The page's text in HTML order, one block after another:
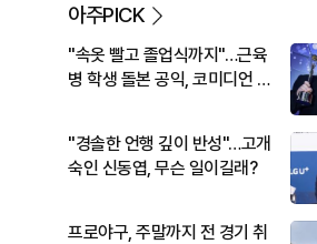
아주PICK
"속옷 빨고 졸업식까지"…근육
병 학생 돌본 공익, 코미디언 김
"경솔한 언행 깊이 반성"…고개
숙인 신동엽, 무슨 일이길래?
프로야구, 주말까지 전 경기 취